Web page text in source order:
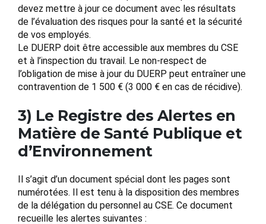
devez mettre à jour ce document avec les résultats
de l’évaluation des risques pour la santé et la sécurité
de vos employés.
Le DUERP doit être accessible aux membres du CSE
et à l’inspection du travail. Le non-respect de
l’obligation de mise à jour du DUERP peut entraîner une
contravention de 1 500 € (3 000 € en cas de récidive).
3) Le Registre des Alertes en
Matière de Santé Publique et
d’Environnement
Il s’agit d’un document spécial dont les pages sont
numérotées. Il est tenu à la disposition des membres
de la délégation du personnel au CSE. Ce document
recueille les alertes suivantes :